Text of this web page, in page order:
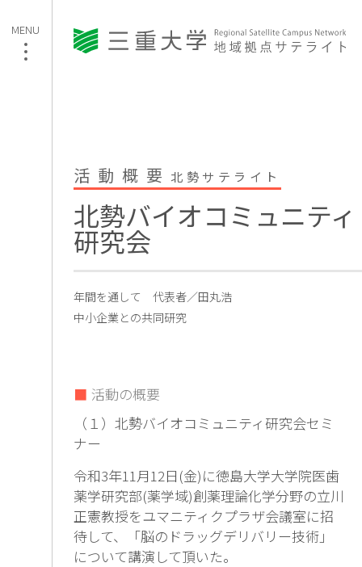
活動概要 北勢サテライト
北勢バイオコミュニティ
研究会
年間を通して 代表者／田丸浩
中小企業との共同研究
活動の概要
（１）北勢バイオコミュニティ研究会セミ
ナー
令和3年11月12日(金)に徳島大学大学院医歯
薬学研究部(薬学域)創薬理論化学分野の立川
正憲教授をユマニティクプラザ会議室に招
待して、「脳のドラッグデリバリー技術」
について講演して頂いた。